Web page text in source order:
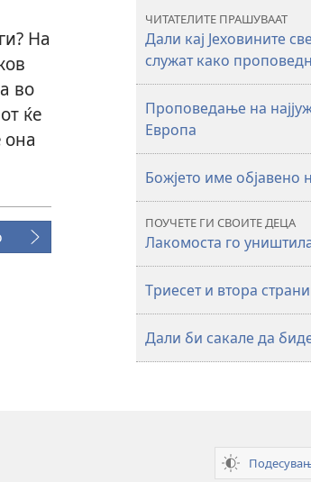
На
во
ќе
она
ЧИТАТЕЛИТЕ ПРАШУВААТ
Дали кај Јеховините
служат како
Проповедање на
Европа
Божјето име објавено
ПОУЧЕТЕ ГИ СВОИТЕ ДЕЦА
Лакомоста го
Триесет и втора
Дали би сакале да